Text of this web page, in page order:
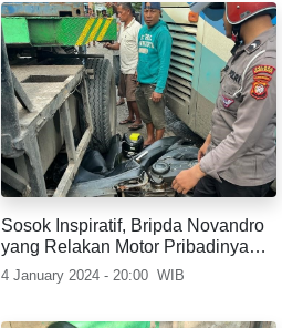
Sosok Inspiratif, Bripda Novandro
yang Relakan Motor Pribadinya
Demi Selamatkan Banyak Orang
4 January 2024 - 20:00 WIB